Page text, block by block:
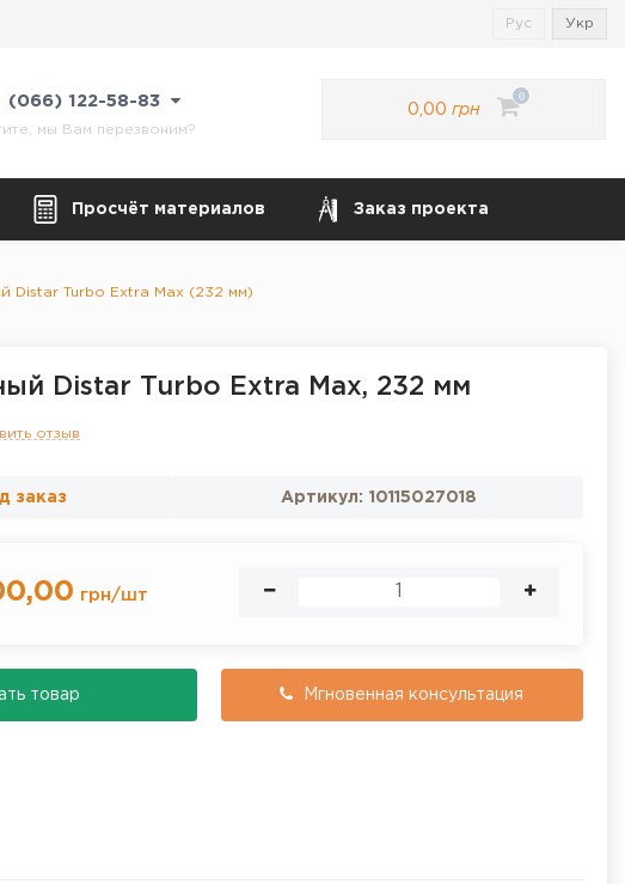
Рус Укр
(066) 122-58-83
мы Вам перезвоним?
0,00 грн
0
Просчёт материалов Заказ проекта
Distar Turbo Extra Max (232 мм)
Distar Turbo Extra Max, 232 мм
отзыв
заказ Артикул: 10115027018
грн/шт
товар Мгновенная консультация